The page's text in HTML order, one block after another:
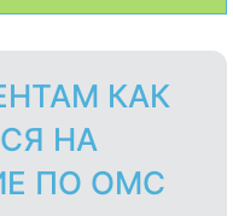
КАК
НА
ПО ОМС